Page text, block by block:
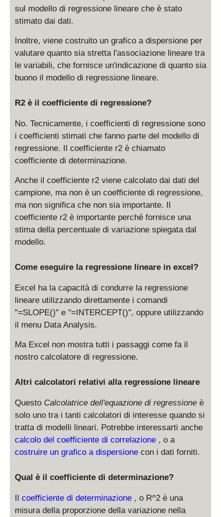
sul modello di regressione lineare che è stato
stimato dai dati.
Inoltre, viene costruito un grafico a dispersione per
valutare quanto sia stretta l'associazione lineare tra
le variabili, che fornisce un'indicazione di quanto sia
buono il modello di regressione lineare.
R2 è il coefficiente di regressione?
No. Tecnicamente, i coefficienti di regressione sono
i coefficienti stimati che fanno parte del modello di
regressione. Il coefficiente r2 è chiamato
coefficiente di determinazione.
Anche il coefficiente r2 viene calcolato dai dati del
campione, ma non è un coefficiente di regressione,
ma non significa che non sia importante. Il
coefficiente r2 è importante perché fornisce una
stima della percentuale di variazione spiegata dal
modello.
Come eseguire la regressione lineare in excel?
Excel ha la capacità di condurre la regressione
lineare utilizzando direttamente i comandi
"=SLOPE()" e "=INTERCEPT()", oppure utilizzando
il menu Data Analysis.
Ma Excel non mostra tutti i passaggi come fa il
nostro calcolatore di regressione.
Altri calcolatori relativi alla regressione lineare
Questo Calcolatrice dell'equazione di regressione è
solo uno tra i tanti calcolatori di interesse quando si
tratta di modelli lineari. Potrebbe interessarti anche
calcolo del coefficiente di correlazione , o a
costruire un grafico a dispersione con i dati forniti.
Qual è il coefficiente di determinazione?
Il coefficiente di determinazione , o R^2 è una
misura della proporzione della variazione nella